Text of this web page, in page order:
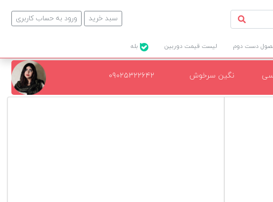
ورود به حساب کاربری سبد خرید
دست دوم لیست قیمت دوربین
نگین سرخوش ۰۹۰۲۵۳۲۲۶۴۲